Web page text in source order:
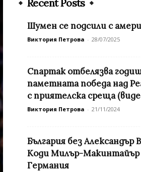
Recent Posts
Шумен се подсили с
Виктория Петрова - 28/07/2025
Спартак отбелязва
паметната победа над
с приятелска среща
Виктория Петрова - 21/11/2024
България без Александър
Коди Милър-
Германия